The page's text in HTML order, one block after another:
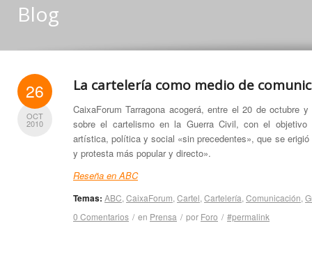
Blog
26
OCT
2010
La cartelería como medio de
CaixaForum Tarragona acogerá, entre el 20 de octubre
sobre el cartelismo en la Guerra Civil, con el objetivo
artística, política y social «sin precedentes», que se
y protesta más popular y directo».
Reseña en ABC
Temas: ABC, CaixaForum, Cartel, Cartelería, Comunicación,
0 Comentarios / en Prensa / por Foro / #permalink